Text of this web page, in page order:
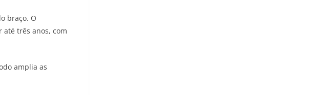
braço. O
três anos, com
amplia as